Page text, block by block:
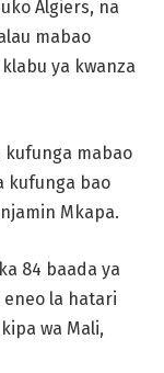
Algiers, na
mabao
ya kwanza
kufunga mabao
kufunga bao
Mkapa.
84 baada ya
la hatari
wa Mali,